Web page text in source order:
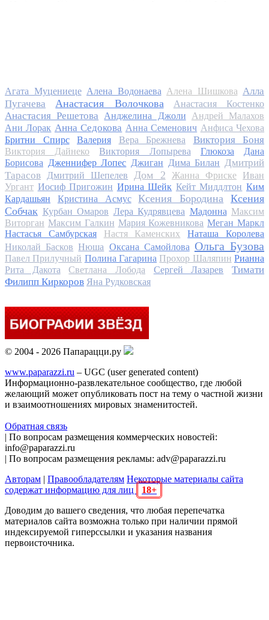
Агата Муцениеце Алена Водонаева Алена Шишкова Алла
Пугачева
Анастасия Волочкова Анастасия Костенко
Анастасия Решетова Анджелина Джоли
Андрей Малахов
Ани Лорак Анна Седокова Анна Семенович Анфиса Чехова
Бритни Спирс
Валерия Вера Брежнева Виктория Боня
Виктория Дайнеко Виктория Лопырева Глюкоза
Дана
Борисова Дженнифер Лопес Джиган Дима Билан Дмитрий
Тарасов
Дмитрий Шепелев Дом 2 Жанна Фриске
Иван
Ургант Иосиф Пригожин Ирина Шейк Кейт Миддлтон Ким
Кардашьян
Кристина Асмус Ксения Бородина
Ксения
Собчак Курбан Омаров Лера Кудрявцева Мадонна Максим
Виторган Максим Галкин Мария Кожевникова Меган Маркл
Настасья Самбурская
Настя Каменских
Наташа Королева
Николай Басков Нюша Оксана Самойлова Ольга Бузова
Павел Прилучный Полина Гагарина Прохор Шаляпин Рианна
Рита Дакота
Светлана Лобода Сергей Лазарев
Тимати
Филипп Киркоров Яна Рудковская
© 2004 - 2026 Папарацци.ру
www.paparazzi.ru – UGC (user generated content)
Информационно-развлекательное сообщество, где любой
желающий может опубликовать пост на тему о частной жизни
и взаимоотношениях мировых знаменитостей.
Обратная связь
| По вопросам размещения коммерческих новостей:
info@paparazzi.ru
| По вопросам размещения рекламы: adv@paparazzi.ru
Авторам | Правообладателям Некоторые материалы сайта
содержат информацию для лиц
18+
Доводим до вашего сведения, что любая перепечатка
материалов сайта возможна только при наличии прямой
индексируемой гиперссылки и указания названия
первоисточника.